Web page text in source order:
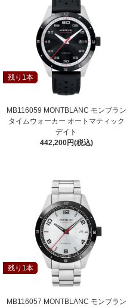
残り1本
MB116059 MONTBLANC モンブラン
タイムウォーカー オートマティック
デイト
442,200円(税込)
残り1本
MB116057 MONTBLANC モンブラン